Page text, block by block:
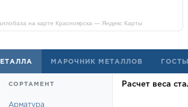
на карте Красноярска — Яндекс Карты